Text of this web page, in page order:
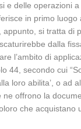
e delle operazioni
in primo
appunto, si tratta
dalla
l’ambito di
44, secondo cui
loro abilita’, o ad
ne offrono la
che